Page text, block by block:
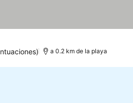
a 0.2 km de la playa